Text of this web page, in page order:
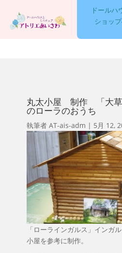
LESSON
ET CETERA
ドールハ
ショッ
丸太小屋 制作 「大草
のローラのおうち
執筆者 AT-ais-adm | 5月 12,
「ローラインガルス」インガ
小屋を参考に制作。